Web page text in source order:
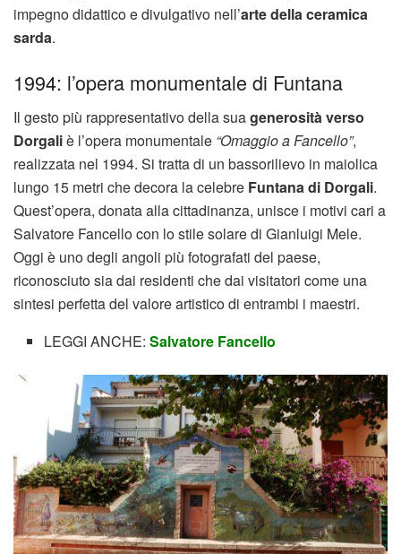
impegno didattico e divulgativo nell’arte della ceramica
sarda.
1994: l’opera monumentale di Funtana
Il gesto più rappresentativo della suagenerosità verso
Dorgaliè l’opera monumentale “Omaggio a Fancello”,
realizzata nel 1994. Si tratta di un bassorilievo in maiolica
lungo 15 metri che decora la celebre Funtana di Dorgali.
Quest’opera, donata alla cittadinanza, unisce i motivi cari a
Salvatore Fancello con lo stile solare di Gianluigi Mele.
Oggi è uno degli angoli più fotografati del paese,
riconosciuto sia dai residenti che dai visitatori come una
sintesi perfetta del valore artistico di entrambi i maestri.
LEGGI ANCHE:Salvatore Fancello